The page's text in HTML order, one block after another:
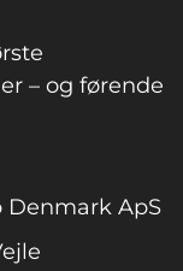
– og førende
Denmark ApS